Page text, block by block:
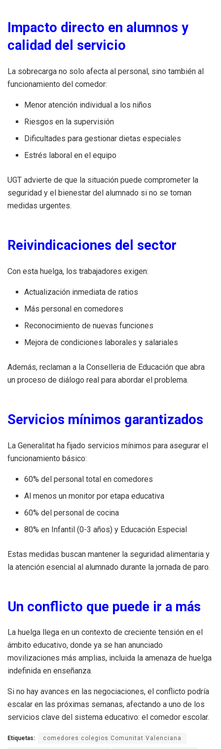
Impacto directo en alumnos y
calidad del servicio
La sobrecarga no solo afecta al personal, sino también al
funcionamiento del comedor:
Menor atención individual a los niños
Riesgos en la supervisión
Dificultades para gestionar dietas especiales
Estrés laboral en el equipo
UGT advierte de que la situación puede comprometer la
seguridad y el bienestar del alumnado si no se toman
medidas urgentes.
Reivindicaciones del sector
Con esta huelga, los trabajadores exigen:
Actualización inmediata de ratios
Más personal en comedores
Reconocimiento de nuevas funciones
Mejora de condiciones laborales y salariales
Además, reclaman a la Conselleria de Educación que abra
un proceso de diálogo real para abordar el problema.
Servicios mínimos garantizados
La Generalitat ha fijado servicios mínimos para asegurar el
funcionamiento básico:
60% del personal total en comedores
Al menos un monitor por etapa educativa
60% del personal de cocina
80% en Infantil (0-3 años) y Educación Especial
Estas medidas buscan mantener la seguridad alimentaria y
la atención esencial al alumnado durante la jornada de paro.
Un conflicto que puede ir a más
La huelga llega en un contexto de creciente tensión en el
ámbito educativo, donde ya se han anunciado
movilizaciones más amplias, incluida la amenaza de huelga
indefinida en enseñanza.
Si no hay avances en las negociaciones, el conflicto podría
escalar en las próximas semanas, afectando a uno de los
servicios clave del sistema educativo: el comedor escolar.
Etiquetas: comedores colegios Comunitat Valenciana